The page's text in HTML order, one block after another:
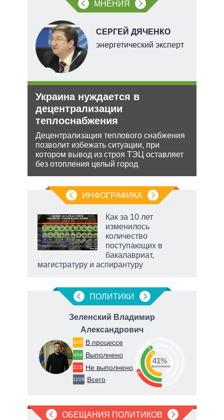
МНЕНИЯ
СЕРГЕЙ ДЯЧЕНКО
энергетический эксперт
Украина нуждается в
децентрализации
теплоснабжения
Децентрализация теплового снабжения
позволит избежать ситуации, при
котором вывод из строя ТЭЦ оставляет
без отопления целый город
ИНФОГРАФИКА
Как за 10 лет
изменилось
количество
поступающих в
бакалавриат,
магистратуру и аспирантуру
ПОЛИТИКИ
Зеленский Владимир
Александрович
440 В процессе
454 Выполнено
215 Не выполнено
1109 Всего
19
41
40
41%
выполнено
ОБЕЩАНИЯ ПОЛИТИКОВ